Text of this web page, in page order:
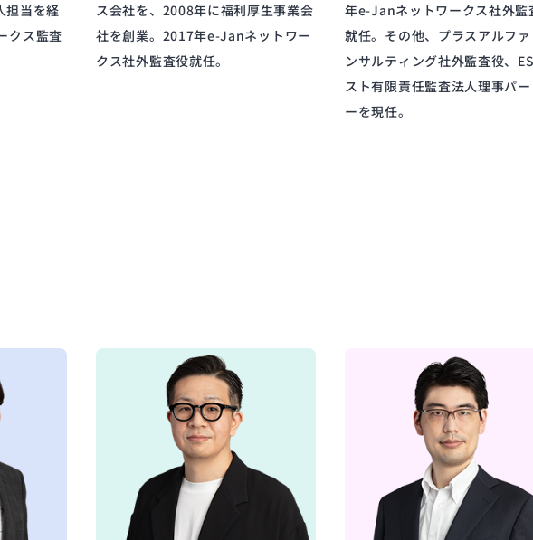
担当を経
クス監査
ス会社を、2008年に福利厚生事業会
社を創業。2017年e-Janネットワー
クス社外監査役就任。
年e-Janネットワークス社外監
就任。その他、プラスアルフ
ンサルティング社外監査役、
スト有限責任監査法人理事パ
ーを現任。